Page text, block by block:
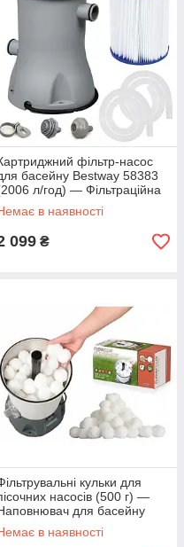
фільтр-насос
басейну Bestway 58383
л/год) — Фільтраційна
для очищення води,
II, 29 Вт
в наявності
099 ₴
кульки для
насосів (500 г) —
для басейну
кварцового піску,
ПЕТ, багаторазові
в наявності